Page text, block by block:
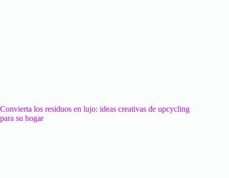
Convierta los residuos en lujo: ideas creativas de upcycling
para su hogar